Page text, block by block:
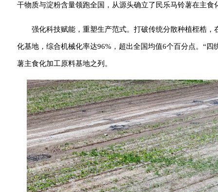
干物质与淀粉含量领跑全国，从源头确立了民乐马铃薯在主食
强化科技赋能，重塑生产范式。打破传统分散种植桎梏
化基地，综合机械化率达96%，超出全国均值6个百分点。“
薯主食化加工原料基地之列。